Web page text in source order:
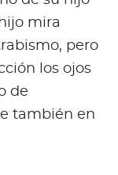
mira
pero
los ojos
de
también en